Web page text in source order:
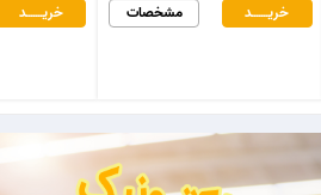
خریـــــــد مشخصات خریـــــــد